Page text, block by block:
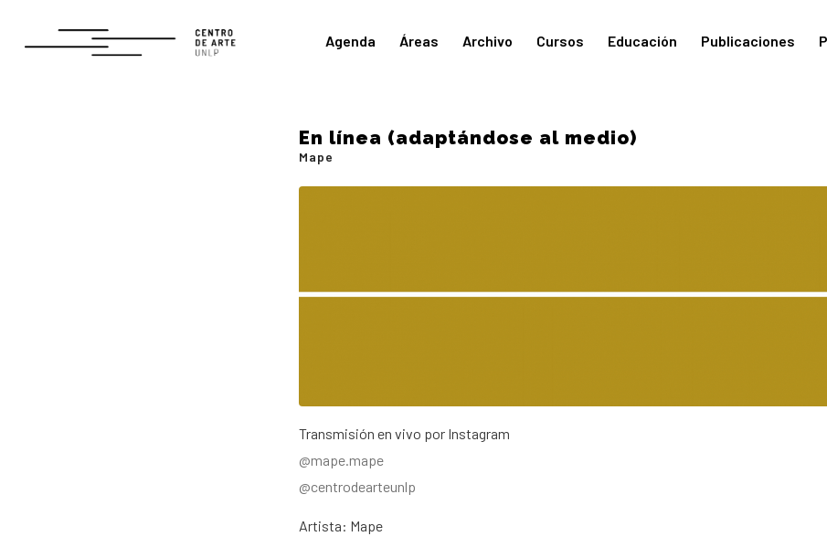
Agenda Áreas Archivo Cursos Educación Publicaciones
En línea (adaptándose al medio)
Mape
Transmisión en vivo por Instagram
@mape.mape
@centrodearteunlp
Artista: Mape